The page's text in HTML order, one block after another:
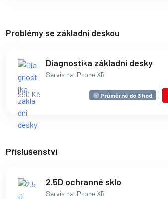
Problémy se základní deskou
Diagnostika základní desky
Servis na iPhone XR
990 Kč Průměrně do 3 hod
Příslušenství
2.5D ochranné sklo
Servis na iPhone XR